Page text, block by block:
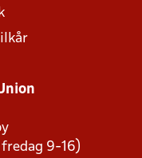
fredag 9-16)